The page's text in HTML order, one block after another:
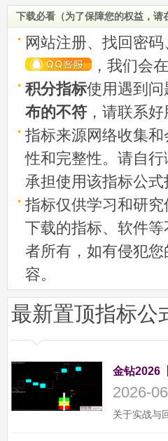
下载必看（为了保障您的权益，
网站注册、找回密
，我们会
积分指标使用遇到问
布的不符 ，请联系
指标来源网络收集
性和完整性。请自
承担使用该指标公
指标仅供学习和研
下载的指标、软件
者所有，如有侵犯
容。
最新置顶指标公
金钻2026
2026-